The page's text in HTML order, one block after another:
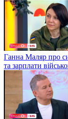
Ганна Маляр про
та зарплати